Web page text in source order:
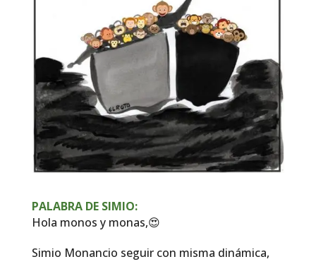
PALABRA DE SIMIO:
Hola monos y monas,😍
Simio Monancio seguir con misma dinámica,